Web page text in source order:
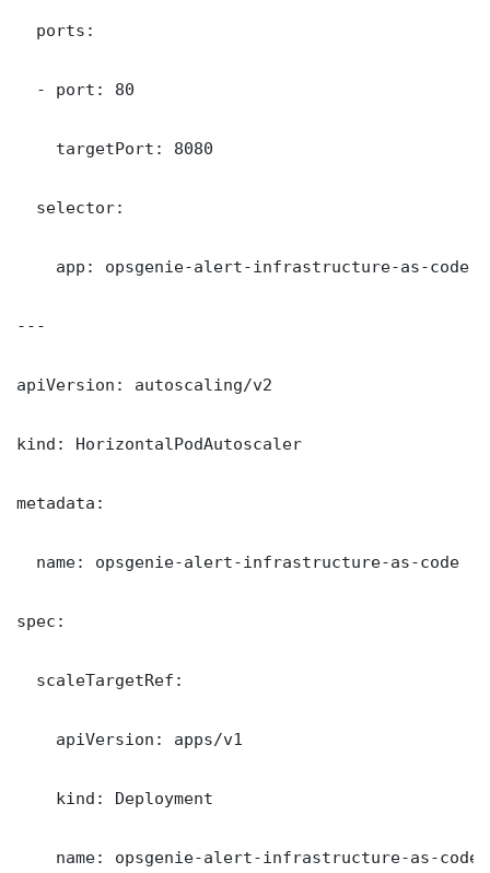
  ports:
  - port: 80
    targetPort: 8080
  selector:
    app: opsgenie-alert-infrastructure-as-code
---
apiVersion: autoscaling/v2
kind: HorizontalPodAutoscaler
metadata:
  name: opsgenie-alert-infrastructure-as-code
spec:
  scaleTargetRef:
    apiVersion: apps/v1
    kind: Deployment
    name: opsgenie-alert-infrastructure-as-code